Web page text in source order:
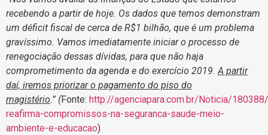
recebendo a partir de hoje. Os dados que temos demonstram
um déficit fiscal de cerca de R$1 bilhão, que é um problema
gravíssimo. Vamos imediatamente iniciar o processo de
renegociação dessas dívidas, para que não haja
comprometimento da agenda e do exercício 2019.A partir
daí, iremos priorizar o pagamento do piso do
magistério.” (Fonte: http://agenciapara.com.br/Noticia/
reafirma-compromissos-na-seguranca-saude-meio-
ambiente-e-educacao)